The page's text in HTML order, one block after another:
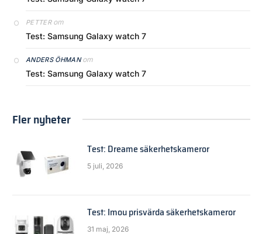
PETTERom
Test: Samsung Galaxy watch 7
ANDERS ÖHMANom
Test: Samsung Galaxy watch 7
Fler nyheter
Test: Dreame säkerhetskameror
5 juli, 2026
Test: Imou prisvärda säkerhetskameror
31 maj, 2026